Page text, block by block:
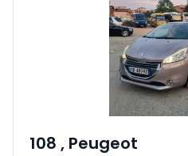
108 , Peugeot